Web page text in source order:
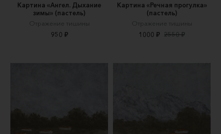
Картина «Ангел. Дыхание
зимы» (пастель)
Отражение тишины
950 ₽
Картина «Речная прогулка»
(пастель)
Отражение тишины
1000 ₽ 2550 ₽